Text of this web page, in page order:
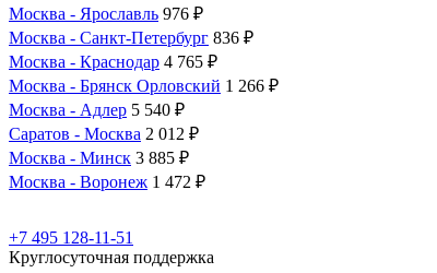
Москва - Ярославль 976 ₽
Москва - Санкт-Петербург 836 ₽
Москва - Краснодар 4 765 ₽
Москва - Брянск Орловский 1 266 ₽
Москва - Адлер 5 540 ₽
Саратов - Москва 2 012 ₽
Москва - Минск 3 885 ₽
Москва - Воронеж 1 472 ₽
+7 495 128-11-51
Круглосуточная поддержка